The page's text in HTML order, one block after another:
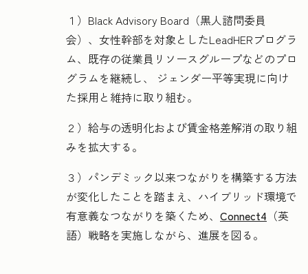
１）Black Advisory Board（黒人諮問委員
会）、女性幹部を対象としたLeadHERプログラ
ム、既存の従業員リソースグループなどのプロ
グラムを継続し、 ジェンダー平等実現に向け
た採用と維持に取り組む。
２）給与の透明化および賃金格差解消の取り組
みを拡大する。
３）パンデミック以来つながりを構築する方法
が変化したことを踏まえ、ハイブリッド環境で
有意義なつながりを築くため、 Connect4 （英
語）戦略を実施しながら、進展を図る。